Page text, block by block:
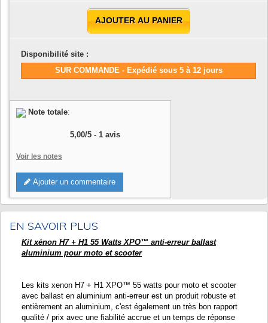
AJOUTER AU PANIER
Disponibilité site :
SUR COMMANDE - Expédié sous 5 à 12 jours
Note totale:
5,00/5 - 1 avis
Voir les notes
Ajouter un commentaire
EN SAVOIR PLUS
Kit xénon H7 + H1 55 Watts XPO™ anti-erreur ballast
aluminium pour moto et scooter
Les kits xenon H7 + H1 XPO™ 55 watts pour moto et scooter
avec ballast en aluminium anti-erreur est un produit robuste et
entièrement an aluminium, c'est également un très bon rapport
qualité / prix avec une fiabilité accrue et un temps de réponse